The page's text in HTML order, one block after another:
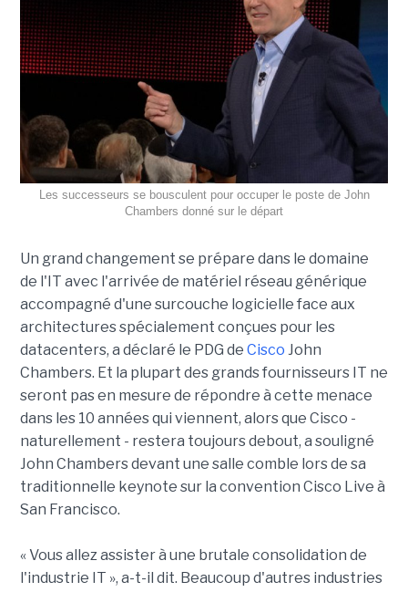
Les successeurs se bousculent pour occuper le poste de John
Chambers donné sur le départ
Un grand changement se prépare dans le domaine
de l'IT avec l'arrivée de matériel réseau générique
accompagné d'une surcouche logicielle face aux
architectures spécialement conçues pour les
datacenters, a déclaré le PDG de Cisco John
Chambers. Et la plupart des grands fournisseurs IT ne
seront pas en mesure de répondre à cette menace
dans les 10 années qui viennent, alors que Cisco -
naturellement - restera toujours debout, a souligné
John Chambers devant une salle comble lors de sa
traditionnelle keynote sur la convention Cisco Live à
San Francisco.
« Vous allez assister à une brutale consolidation de
l'industrie IT », a-t-il dit. Beaucoup d'autres industries